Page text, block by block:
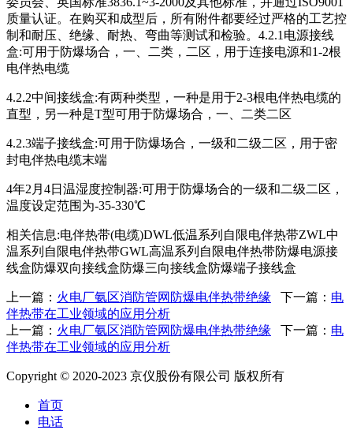
质量认证。在购买和成型后，所有附件都要经过严格的工艺控
制和耐压、绝缘、耐热、弯曲等测试和检验。4.2.1电源接线
盒:可用于防爆场合，一、二类，二区，用于连接电源和1-2根
电伴热电缆
4.2.2中间接线盒:有两种类型，一种是用于2-3根电伴热电缆的
直型，另一种是T型可用于防爆场合，一、二类二区
4.2.3端子接线盒:可用于防爆场合，一级和二级二区，用于密
封电伴热电缆末端
4年2月4日温湿度控制器:可用于防爆场合的一级和二级二区，
温度设定范围为-35-330℃
相关信息:电伴热带(电缆)DWL低温系列自限电伴热带ZWL中
温系列自限电伴热带GWL高温系列自限电伴热带防爆电源接
线盒防爆双向接线盒防爆三向接线盒防爆端子接线盒
上一篇： 火电厂氨区消防管网防爆电伴热带绝缘 下一篇： 电
伴热带在工业领域的应用分析
上一篇： 火电厂氨区消防管网防爆电伴热带绝缘 下一篇： 电
伴热带在工业领域的应用分析
Copyright © 2020-2023 京仪股份有限公司 版权所有
首页
电话